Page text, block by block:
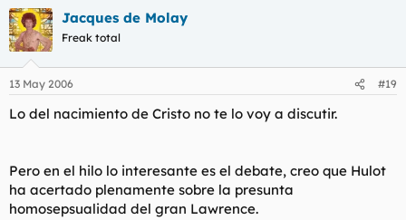
Jacques de Molay
Freak total
13 May 2006 #19
Lo del nacimiento de Cristo no te lo voy a discutir.
Pero en el hilo lo interesante es el debate, creo que Hulot
ha acertado plenamente sobre la presunta
homosepsualidad del gran Lawrence.